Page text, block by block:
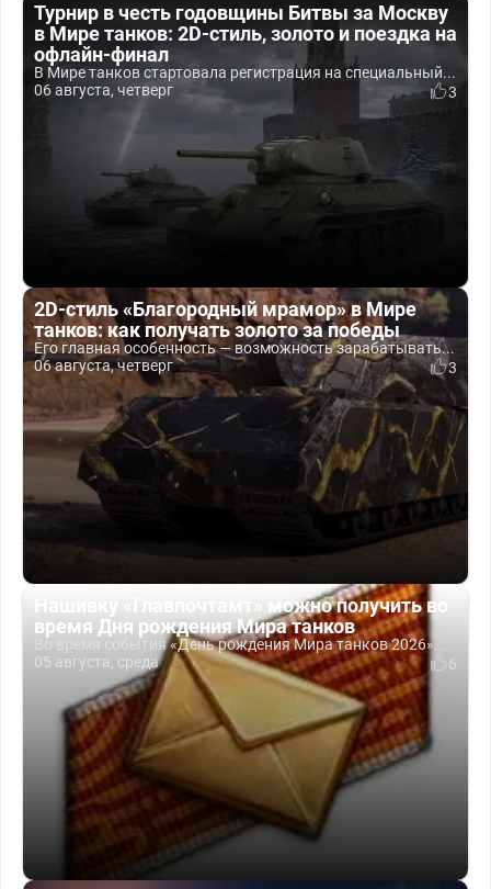
Турнир в честь годовщины Битвы за Москву
в Мире танков: 2D-стиль, золото и поездка на
офлайн-финал
В Мире танков стартовала регистрация на специальный...
06 августа, четверг
3
2D-стиль «Благородный мрамор» в Мире
танков: как получать золото за победы
Его главная особенность — возможность зарабатывать...
06 августа, четверг
3
Нашивку «Главпочтамт» можно получить во
время Дня рождения Мира танков
Во время события «День рождения Мира танков 2026»...
05 августа, среда
6